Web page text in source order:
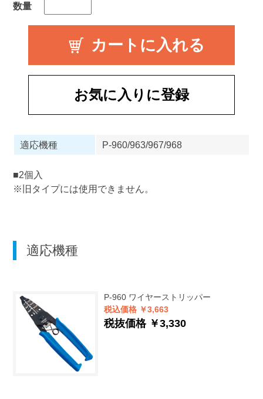
数量
お気に入りに登録
適応機種 P-960/963/967/968
■2個入
※旧タイプには使用できません。
適応機種
P-960 ワイヤーストリッパー
税込価格 ￥3,663
税抜価格 ￥3,330